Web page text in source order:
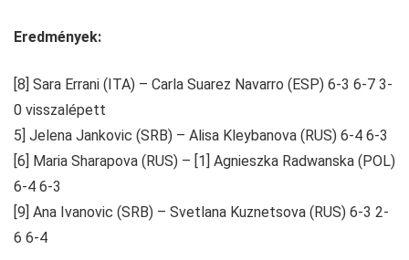
Eredmények:
[8] Sara Errani (ITA) – Carla Suarez Navarro (ESP) 6-3 6-7 3-
0 visszalépett
5] Jelena Jankovic (SRB) – Alisa Kleybanova (RUS) 6-4 6-3
[6] Maria Sharapova (RUS) – [1] Agnieszka Radwanska (POL)
6-4 6-3
[9] Ana Ivanovic (SRB) – Svetlana Kuznetsova (RUS) 6-3 2-
6 6-4